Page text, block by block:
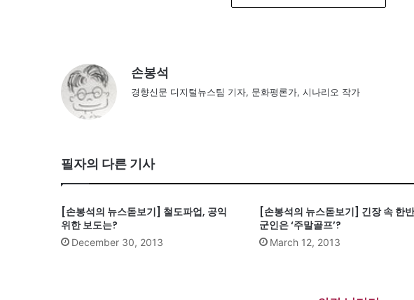
손봉석
경향신문 디지털뉴스팀 기자, 문화평론가, 시나리오 작가
필자의 다른 기사
[손봉석의 뉴스돋보기] 철도파업, 공익
위한 보도는?
December 30, 2013
[손봉석의 뉴스돋보기] 긴장 속 한
군인은 ‘주말골프’?
March 12, 2013